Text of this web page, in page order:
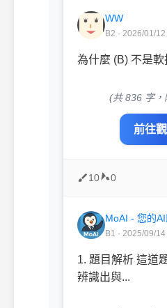
WW
B2 · 2026/01/12
為什麼 (B) 不是軟
(共 836 字，
前往
10 0
MoAI - 您的
B1 · 2025/09/14
1. 題目解析 這道
辨識出與...